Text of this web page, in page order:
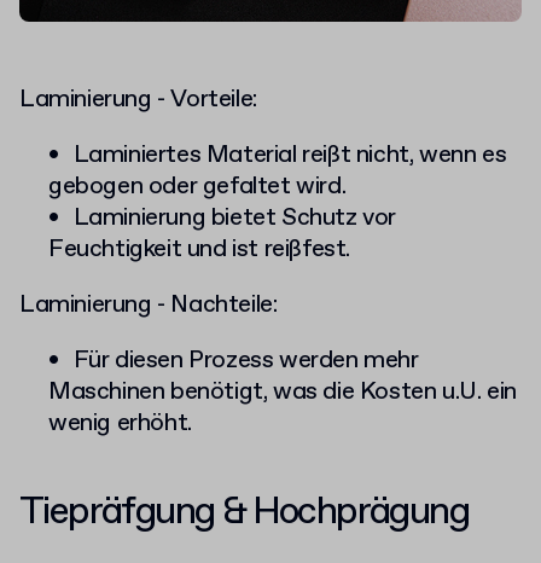
Laminierung - Vorteile:
Laminiertes Material reißt nicht, wenn es
gebogen oder gefaltet wird.
Laminierung bietet Schutz vor
Feuchtigkeit und ist reißfest.
Laminierung - Nachteile:
Für diesen Prozess werden mehr
Maschinen benötigt, was die Kosten u.U. ein
wenig erhöht.
Tiepräfgung & Hochprägung